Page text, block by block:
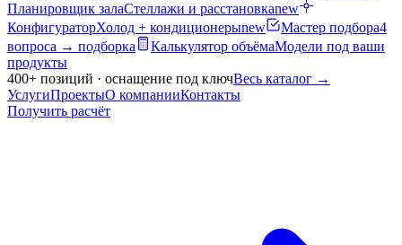
Планировщик залаСтеллажи и расстановкаnew
КонфигураторХолод + кондиционерыnew Мастер подбора4
вопроса → подборка
Калькулятор объёмаМодели под ваши
продукты
400+ позиций · оснащение под ключВесь каталог →
УслугиПроектыО компанииКонтакты
Получить расчёт